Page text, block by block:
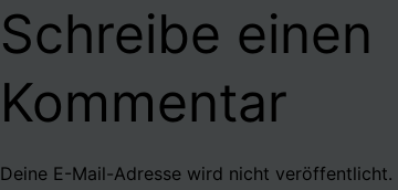
Schreibe einen
Kommentar
Deine E-Mail-Adresse wird nicht veröffentlicht.